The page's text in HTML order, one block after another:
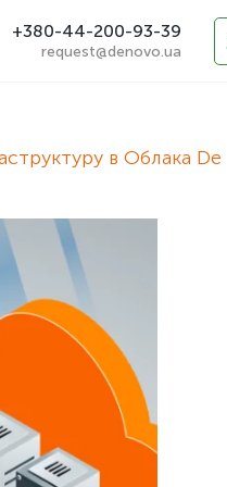
+380-44-200-93-39
request@denovo.ua
в Облака De